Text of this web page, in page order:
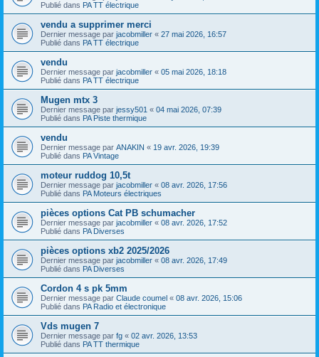
Publié dans PA TT électrique
vendu a supprimer merci
Dernier message par jacobmiller « 27 mai 2026, 16:57
Publié dans PA TT électrique
vendu
Dernier message par jacobmiller « 05 mai 2026, 18:18
Publié dans PA TT électrique
Mugen mtx 3
Dernier message par jessy501 « 04 mai 2026, 07:39
Publié dans PA Piste thermique
vendu
Dernier message par ANAKIN « 19 avr. 2026, 19:39
Publié dans PA Vintage
moteur ruddog 10,5t
Dernier message par jacobmiller « 08 avr. 2026, 17:56
Publié dans PA Moteurs électriques
pièces options Cat PB schumacher
Dernier message par jacobmiller « 08 avr. 2026, 17:52
Publié dans PA Diverses
pièces options xb2 2025/2026
Dernier message par jacobmiller « 08 avr. 2026, 17:49
Publié dans PA Diverses
Cordon 4 s pk 5mm
Dernier message par Claude coumel « 08 avr. 2026, 15:06
Publié dans PA Radio et électronique
Vds mugen 7
Dernier message par fg « 02 avr. 2026, 13:53
Publié dans PA TT thermique